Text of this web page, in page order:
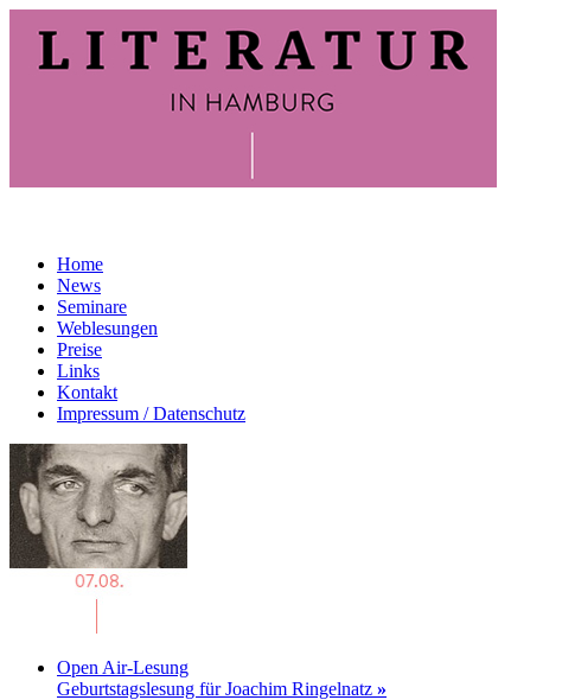
Home
News
Seminare
Weblesungen
Preise
Links
Kontakt
Impressum / Datenschutz
Open Air-Lesung
Geburtstagslesung für Joachim Ringelnatz »